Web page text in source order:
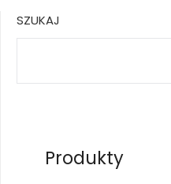
SZUKAJ
Produkty